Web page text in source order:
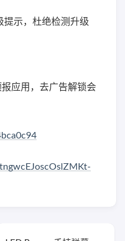
提示，杜绝检测升级
应用，去广告解锁会